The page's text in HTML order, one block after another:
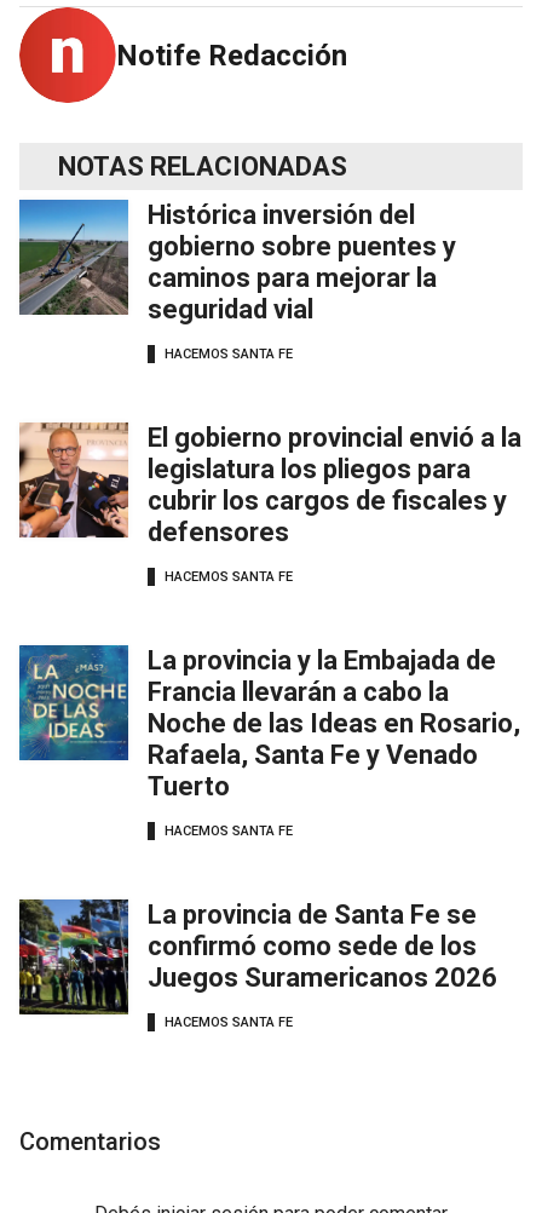
Notife Redacción
NOTAS RELACIONADAS
Histórica inversión del
gobierno sobre puentes y
caminos para mejorar la
seguridad vial
HACEMOS SANTA FE
El gobierno provincial envió a la
legislatura los pliegos para
cubrir los cargos de fiscales y
defensores
HACEMOS SANTA FE
La provincia y la Embajada de
Francia llevarán a cabo la
Noche de las Ideas en Rosario,
Rafaela, Santa Fe y Venado
Tuerto
HACEMOS SANTA FE
La provincia de Santa Fe se
confirmó como sede de los
Juegos Suramericanos 2026
HACEMOS SANTA FE
Comentarios